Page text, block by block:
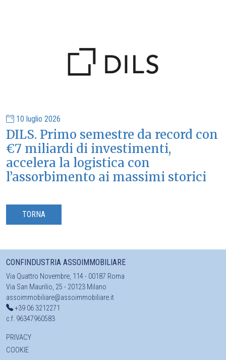
10 luglio 2026
DILS. Primo semestre da record con
€7 miliardi di investimenti,
accelera la logistica con
l’assorbimento ai massimi storici
TORNA
CONFINDUSTRIA ASSOIMMOBILIARE
Via Quattro Novembre, 114 - 00187 Roma
Via San Maurilio, 25 - 20123 Milano
assoimmobiliare@assoimmobiliare.it
+39 06 3212271
c.f. 96347960583
PRIVACY
COOKIE